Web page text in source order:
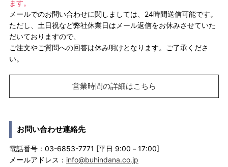
ます。
メールでのお問い合わせに関しましては、24時間送信可能です。
ただし、土日祝など弊社休業日はメール返信をお休みさせていた
だいておりますので、
ご注文やご質問への回答は休み明けとなります。ご了承くださ
い。
営業時間の詳細はこちら
お問い合わせ連絡先
電話番号：03-6853-7771 [平日 9:00－17:00]
メールアドレス： info@buhindana.co.jp